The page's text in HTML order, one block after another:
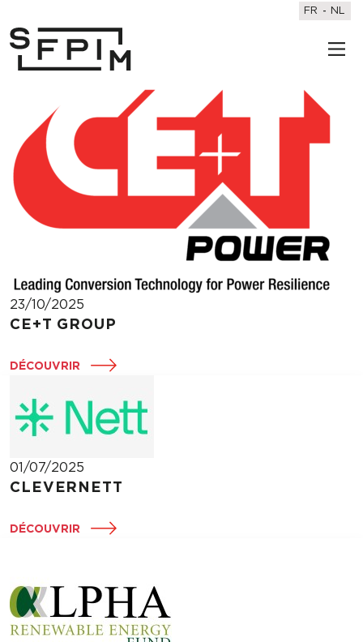
FR NL
23/10/2025
CE+T GROUP
DÉCOUVRIR
01/07/2025
CLEVERNETT
DÉCOUVRIR